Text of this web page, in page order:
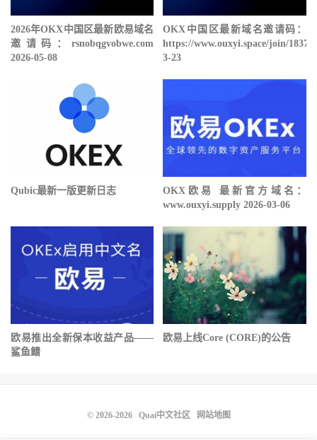
2026年OKX中国区最新欧易域名
邀请码：rsnobqgvobwe.com
2026-05-08
OKX中国区最新域名邀请码：
https://www.ouxyi.space/join/
3-23
Qubic最新一版更新日志
OKX欧易 最新官方域名：
www.ouxyi.supply 2026-03-06
欧易推出全新保本收益产品——
鲨鱼鳍
欧易上线Core (CORE)的公告
© 2026-2026 Quai中文社区 网站地图